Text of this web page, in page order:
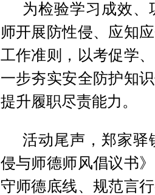
为检验学习成效
师开展防性侵、应知
工作准则，以考促学
一步夯实安全防护知
提升履职尽责能力。
活动尾声，郑家驿
侵与师德师风倡议书
守师德底线、规范言